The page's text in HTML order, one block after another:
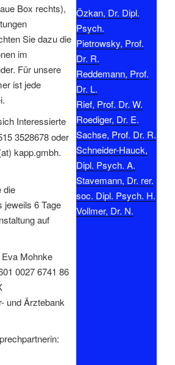
Box rechts),
Sie dazu die
im
Für unsere
ist jede
Interessierte
3528678 oder
kapp.gmbh.
die
jeweils 6 Tage
auf
Mohnke
0027 6741 86
und Ärztebank
Özkan, Dr. Dipl.
Psych.
Pietrowsky, Prof.
Dr. R.
Reddemann, Prof.
Dr. L.
Rief, Prof. Dr. W.
Roediger, Dr. E.
Sachse, Prof. Dr. R.
Schneider-Hauck,
Dipl. Psych. A.
Stavemann, Dr. rer.
soc. Dipl. Psych. H.
Vollmer, Dr. N.